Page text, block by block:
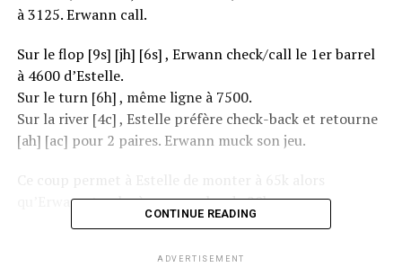
à 3125. Erwann call.
Sur le flop [9s] [jh] [6s] , Erwann check/call le 1er barrel
à 4600 d’Estelle.
Sur le turn [6h] , même ligne à 7500.
Sur la river [4c] , Estelle préfère check-back et retourne
[ah] [ac] pour 2 paires. Erwann muck son jeu.
Ce coup permet à Estelle de monter à 65k alors
qu’Erwann tombe à un peu plus de 20k.
CONTINUE READING
ADVERTISEMENT